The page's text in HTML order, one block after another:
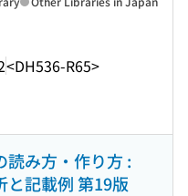
<DH536-R65>
読み方・作り方 :
と記載例 第19版